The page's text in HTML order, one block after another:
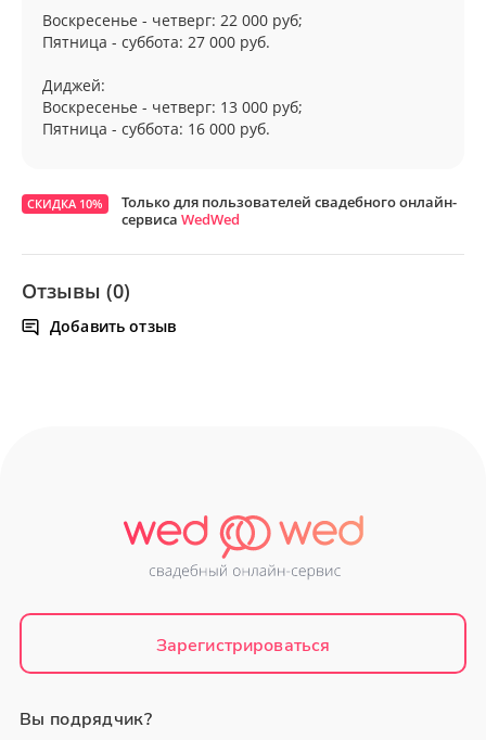
Воскресенье - четверг: 22 000 руб;
Пятница - суббота: 27 000 руб.
Диджей:
Воскресенье - четверг: 13 000 руб;
Пятница - суббота: 16 000 руб.
СКИДКА 10%
Только для пользователей свадебного онлайн-
сервиса WedWed
Отзывы (0)
Добавить отзыв
Зарегистрироваться
Вы подрядчик?